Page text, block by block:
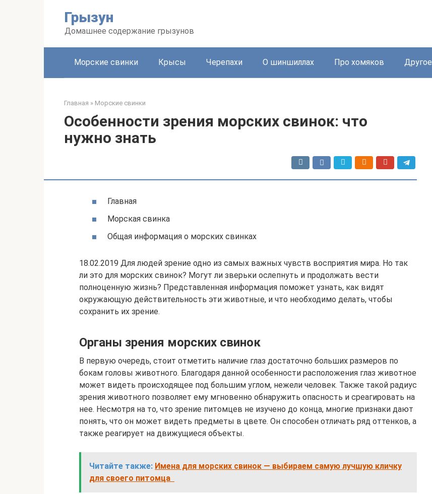
Грызун
Домашнее содержание грызунов
Морские свинки Крысы Черепахи О шиншиллах Про хомяков Другое
Главная » Морские свинки
Особенности зрения морских свинок: что
нужно знать
Главная
Морская свинка
Общая информация о морских свинках
18.02.2019 Для людей зрение одно из самых важных чувств восприятия мира. Но так
ли это для морских свинок? Могут ли зверьки ослепнуть и продолжать вести
полноценную жизнь? Представленная информация поможет узнать, как видят
окружающую действительность эти животные, и что необходимо делать, чтобы
сохранить их зрение.
Органы зрения морских свинок
В первую очередь, стоит отметить наличие глаз достаточно больших размеров по
бокам головы животного. Благодаря данной особенности расположения глаз животное
может видеть происходящее под большим углом, нежели человек. Также такой радиус
зрения животного позволяет ему мгновенно обнаружить опасность и среагировать на
нее. Несмотря на то, что зрение питомцев не изучено до конца, многие признаки дают
понять, что он может видеть предметы в цвете. Он способен отличать ряд оттенков, а
также реагирует на движущиеся объекты.
Читайте также: Имена для морских свинок — выбираем самую лучшую кличку
для своего питомца